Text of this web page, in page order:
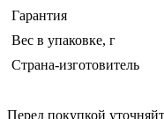
Гарантия
Вес в упаковке, г
Страна-изготовитель
Перед покупкой